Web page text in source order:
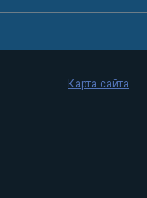
Карта сайта